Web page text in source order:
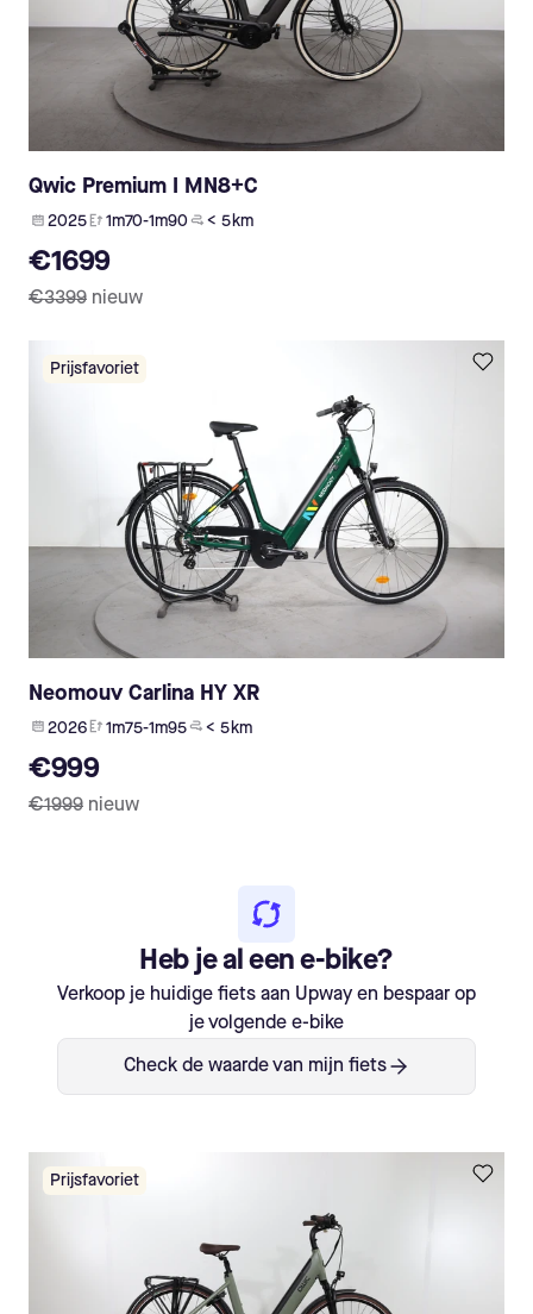
Qwic Premium I MN8+C
2025 1m70-1m90 < 5 km
€1699
€3399 nieuw
Prijsfavoriet
Neomouv Carlina HY XR
2026 1m75-1m95 < 5 km
€999
€1999 nieuw
Heb je al een e-bike?
Verkoop je huidige fiets aan Upway en bespaar op
je volgende e-bike
Check de waarde van mijn fiets
Prijsfavoriet